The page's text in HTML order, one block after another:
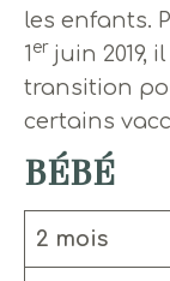
les enfants.
1 er juin 2019,
transition
certains
BÉBÉ
2 mois